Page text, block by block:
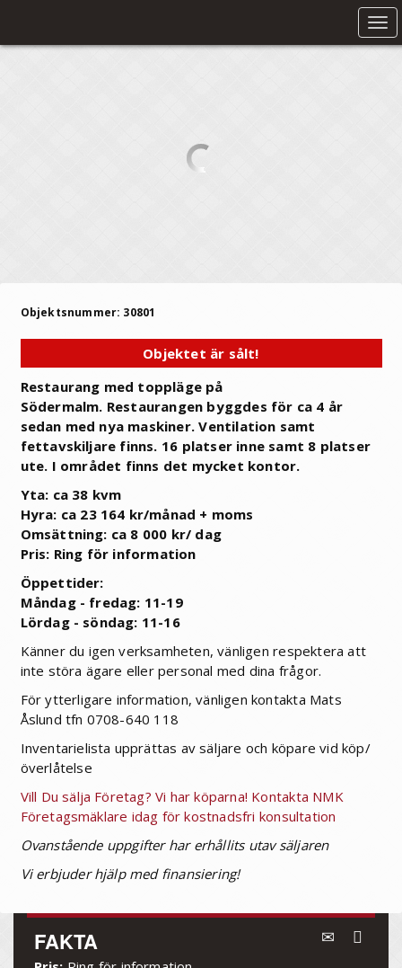
Objektsnummer: 30801
Objektet är sålt!
Restaurang med toppläge på
Södermalm. Restaurangen byggdes för ca 4 år
sedan med nya maskiner.Ventilation samt
fettavskiljare finns. 16 platser inne samt 8 platser
ute. I området finns det mycket kontor.
Yta: ca 38 kvm
Hyra: ca 23 164 kr/månad + moms
Omsättning: ca 8 000 kr/ dag
Pris: Ring för information
Öppettider:
Måndag - fredag: 11-19
Lördag - söndag: 11-16
Känner du igen verksamheten, vänligen respektera att
inte störa ägare eller personal med dina frågor.
För ytterligare information, vänligen kontakta Mats
Åslund tfn 0708-640 118
Inventarielista upprättas av säljare och köpare vid köp/
överlåtelse
Vill Du sälja Företag? Vi har köparna! Kontakta NMK
Företagsmäklare idag för kostnadsfri konsultation
Ovanstående uppgifter har erhållits utav säljaren
Vi erbjuder hjälp med finansiering!
FAKTA